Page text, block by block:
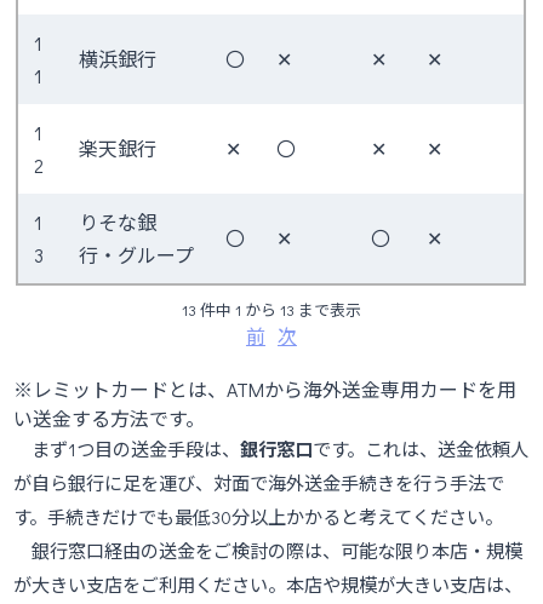
1
1
横浜銀行 〇 ✕ ✕ ✕
1
2
楽天銀行 ✕ 〇 ✕ ✕
1
3
りそな銀
行・グループ
〇 ✕ 〇 ✕
13 件中 1 から 13 まで表示
前 次
※レミットカードとは、ATMから海外送金専用カードを用
い送金する方法です。
まず1つ目の送金手段は、銀行窓口です。これは、送金依頼人
が自ら銀行に足を運び、対面で海外送金手続きを行う手法で
す。手続きだけでも最低30分以上かかると考えてください。
銀行窓口経由の送金をご検討の際は、可能な限り本店・規模
が大きい支店をご利用ください。本店や規模が大きい支店は、